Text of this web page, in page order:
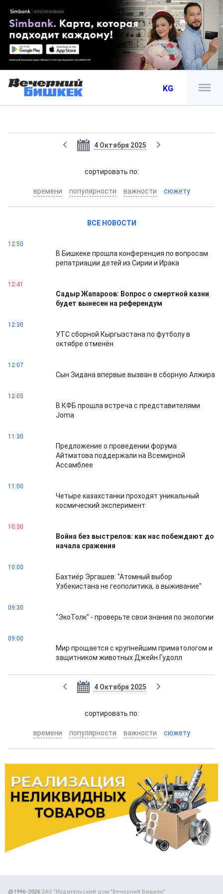
KG
4 Октября 2025
cортировать по:
времени популярности важности сюжету
ВСЕ НОВОСТИ
12:50
В Бишкеке прошла конференция по вопросам
репатриации детей из Сирии и Ирака
12:41
Садыр Жапароов: Вопрос о смертной казни
будет вынесен на референдум
12:30
УТС сборной Кыргызстана по футболу в
октябре отменён
12:07
Сын Зидана впервые вызван в сборную Алжира
12:05
В КФБ прошла встреча с представителями
Joma
11:30
Предложение о проведении форума
Айтматова поддержали на Всемирной
Ассамблее
11:00
Четыре казахстанки проходят уникальный
космический эксперимент
10:30
Война без выстрелов: как нас побеждают до
начала сражения
10:00
Бахтиёр Эргашев: "Атомный выбор
Узбекистана не геополитика, а выживание"
09:30
"ЭкоТолк" - проверьте свои знания по экологии
09:00
Мир прощается с крупнейшим приматологом и
защитником животных Джейн Гудолл
4 Октября 2025
cортировать по:
времени популярности важности сюжету
@1996-2026ЗАО "Издательский дом "Вечерний Бишкек"